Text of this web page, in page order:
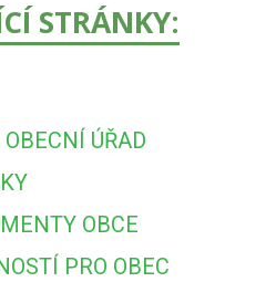
STRÁNKY:
ÚŘAD
OBCE
PRO OBEC